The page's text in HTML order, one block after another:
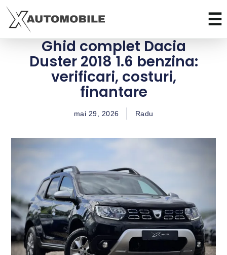
Ghid complet Dacia
Duster 2018 1.6 benzina:
verificari, costuri,
finantare
mai 29, 2026 Radu